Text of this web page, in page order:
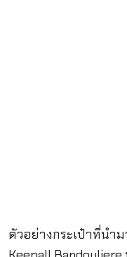
ตัวอย่างกระเป๋าที่นำ